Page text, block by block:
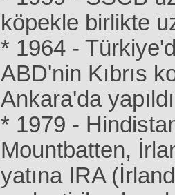
köpekle birlikte
* 1964 -
ABD'nin Kıbrıs
Ankara'da
* 1979 -
Mountbatten,
yatına IRA